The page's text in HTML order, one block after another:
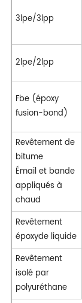
3lpe/3lpp
2lpe/2lpp
Fbe (époxy
fusion-bond)
Revêtement de
bitume
Émail et bande
appliqués à
chaud
Revêtement
époxyde liquide
Revêtement
isolé par
polyuréthane